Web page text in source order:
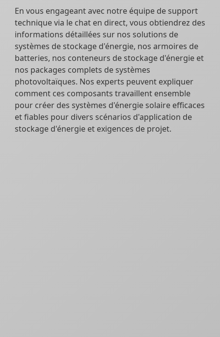
En vous engageant avec notre équipe de support
technique via le chat en direct, vous obtiendrez des
informations détaillées sur nos solutions de
systèmes de stockage d'énergie, nos armoires de
batteries, nos conteneurs de stockage d'énergie et
nos packages complets de systèmes
photovoltaïques. Nos experts peuvent expliquer
comment ces composants travaillent ensemble
pour créer des systèmes d'énergie solaire efficaces
et fiables pour divers scénarios d'application de
stockage d'énergie et exigences de projet.